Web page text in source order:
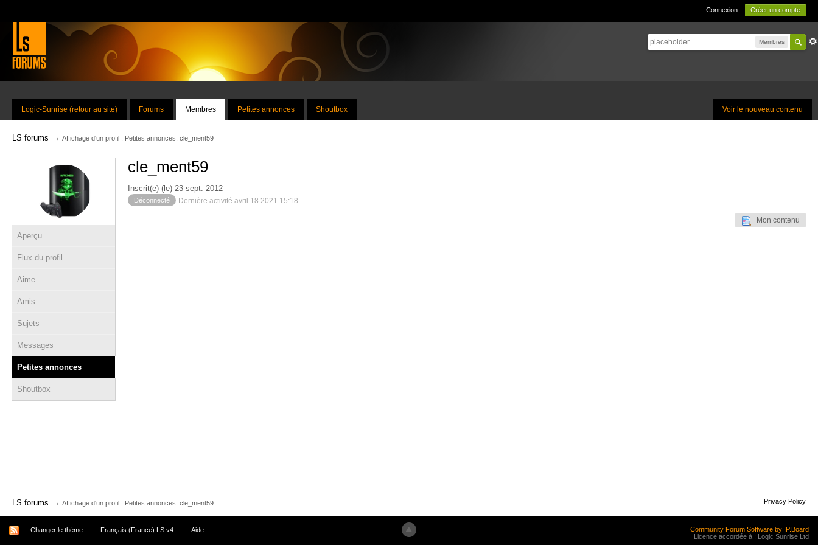
Connexion Créer un compte
Membres
Voir le nouveau contenu
Logic-Sunrise (retour au site) Forums Membres Petites annonces Shoutbox
LS forums → Affichage d'un profil : Petites annonces: cle_ment59
Aperçu
Flux du profil
Aime
Amis
Sujets
Messages
Petites annonces
Shoutbox
cle_ment59
Inscrit(e) (le) 23 sept. 2012
Déconnecté Dernière activité avril 18 2021 15:18
Mon contenu
LS forums → Affichage d'un profil : Petites annonces: cle_ment59 Privacy Policy
Changer le thème Français (France) LS v4 Aide
Community Forum Software by IP.Board
Licence accordée à : Logic Sunrise Ltd